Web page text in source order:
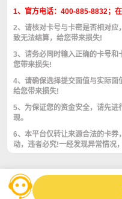
1、官方电话：400-885-8832；
2、请核对卡号与卡密是否相对应
致无法结算，给您带来损失!
3、请务必同时输入正确的卡号和
您带来损失!
4、请确保选择提交面值与实际面
给您带来损失!
5、为保证您的资金安全，请先进
现。
6、本平台仅转让来源合法的卡券
动，违者必究!一经发现异常情况